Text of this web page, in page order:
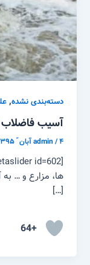
دسته‌بندی نشده,
آسیب فاضلاب
admin/۴ آبان ّ ۱۳۹۵
ها، مزارع و …
[…]
+64